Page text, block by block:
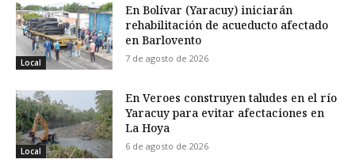
Local
En Bolívar (Yaracuy) iniciarán
rehabilitación de acueducto afectado
en Barlovento
7 de agosto de 2026
Local
En Veroes construyen taludes en el río
Yaracuy para evitar afectaciones en
La Hoya
6 de agosto de 2026